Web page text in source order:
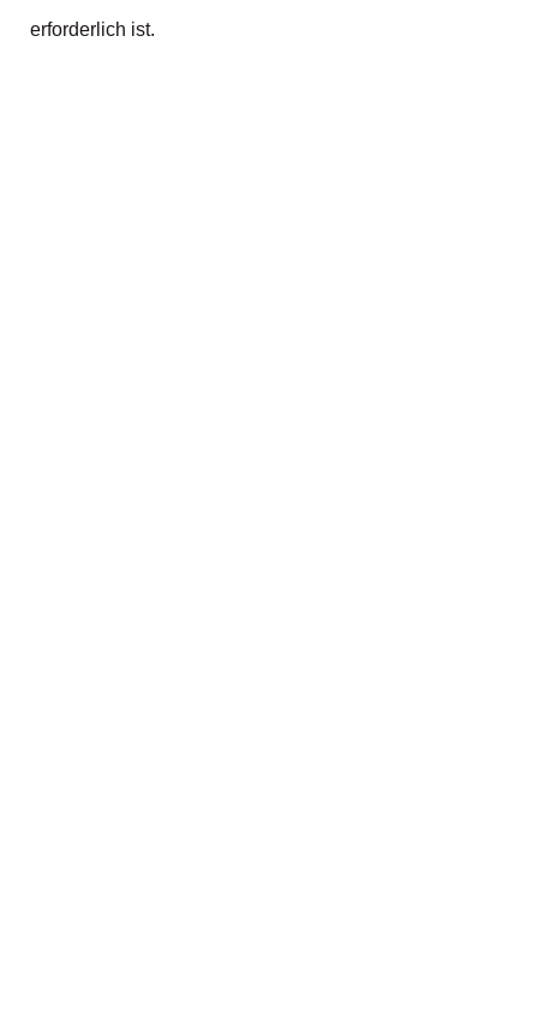
erforderlich ist.